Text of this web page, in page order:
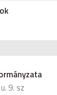
9. sz